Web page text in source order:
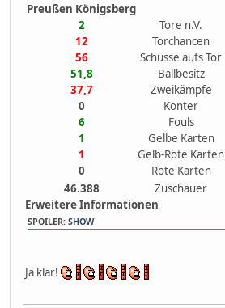
Preußen Königsberg
2
Tore n.V.
12
Torchancen
56
Schüsse aufs Tor
51,8
Ballbesitz
37,7
Zweikämpfe
0
Konter
6
Fouls
1
Gelbe Karten
1
Gelb-Rote Karten
0
Rote Karten
46.388
Zuschauer
Erweitere Informationen
SPOILER: SHOW
Ja klar!